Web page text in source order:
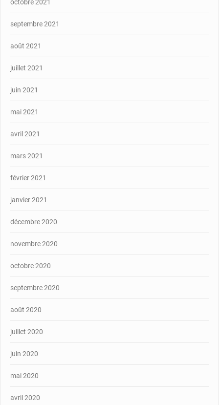
octobre 2021
septembre 2021
août 2021
juillet 2021
juin 2021
mai 2021
avril 2021
mars 2021
février 2021
janvier 2021
décembre 2020
novembre 2020
octobre 2020
septembre 2020
août 2020
juillet 2020
juin 2020
mai 2020
avril 2020